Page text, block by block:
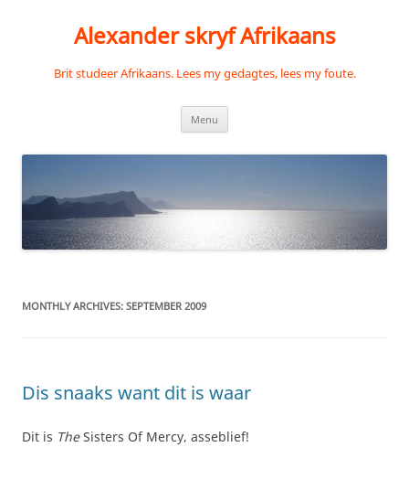
Alexander skryf Afrikaans
Brit studeer Afrikaans. Lees my gedagtes, lees my foute.
Menu
MONTHLY ARCHIVES: SEPTEMBER 2009
Dis snaaks want dit is waar
Dit is TheSisters Of Mercy, asseblief!